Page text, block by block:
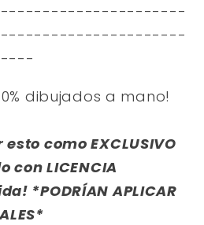
dibujados a mano!
como EXCLUSIVO
con LICENCIA
*PODRÍAN APLICAR